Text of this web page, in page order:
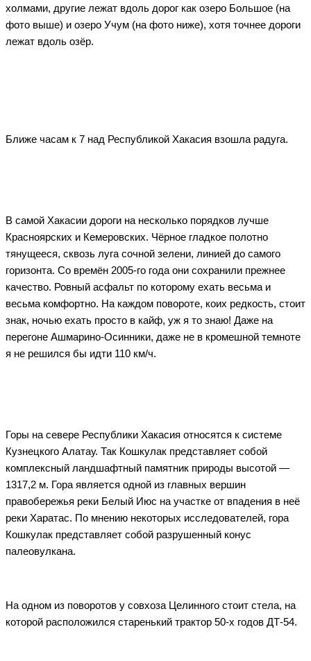
холмами, другие лежат вдоль дорог как озеро Большое (на
фото выше) и озеро Учум (на фото ниже), хотя точнее дороги
лежат вдоль озёр.
Ближе часам к 7 над Республикой Хакасия взошла радуга.
В самой Хакасии дороги на несколько порядков лучше
Красноярских и Кемеровских. Чёрное гладкое полотно
тянущееся, сквозь луга сочной зелени, линией до самого
горизонта. Со времён 2005-го года они сохранили прежнее
качество. Ровный асфальт по которому ехать весьма и
весьма комфортно. На каждом повороте, коих редкость, стоит
знак, ночью ехать просто в кайф, уж я то знаю! Даже на
перегоне Ашмарино-Осинники, даже не в кромешной темноте
я не решился бы идти 110 км/ч.
Горы на севере Республики Хакасия относятся к системе
Кузнецкого Алатау. Так Кошкулак представляет собой
комплексный ландшафтный памятник природы высотой —
1317,2 м. Гора является одной из главных вершин
правобережья реки Белый Июс на участке от впадения в неё
реки Харатас. По мнению некоторых исследователей, гора
Кошкулак представляет собой разрушенный конус
палеовулкана.
На одном из поворотов у совхоза Целинного стоит стела, на
которой расположился старенький трактор 50-х годов ДТ-54.